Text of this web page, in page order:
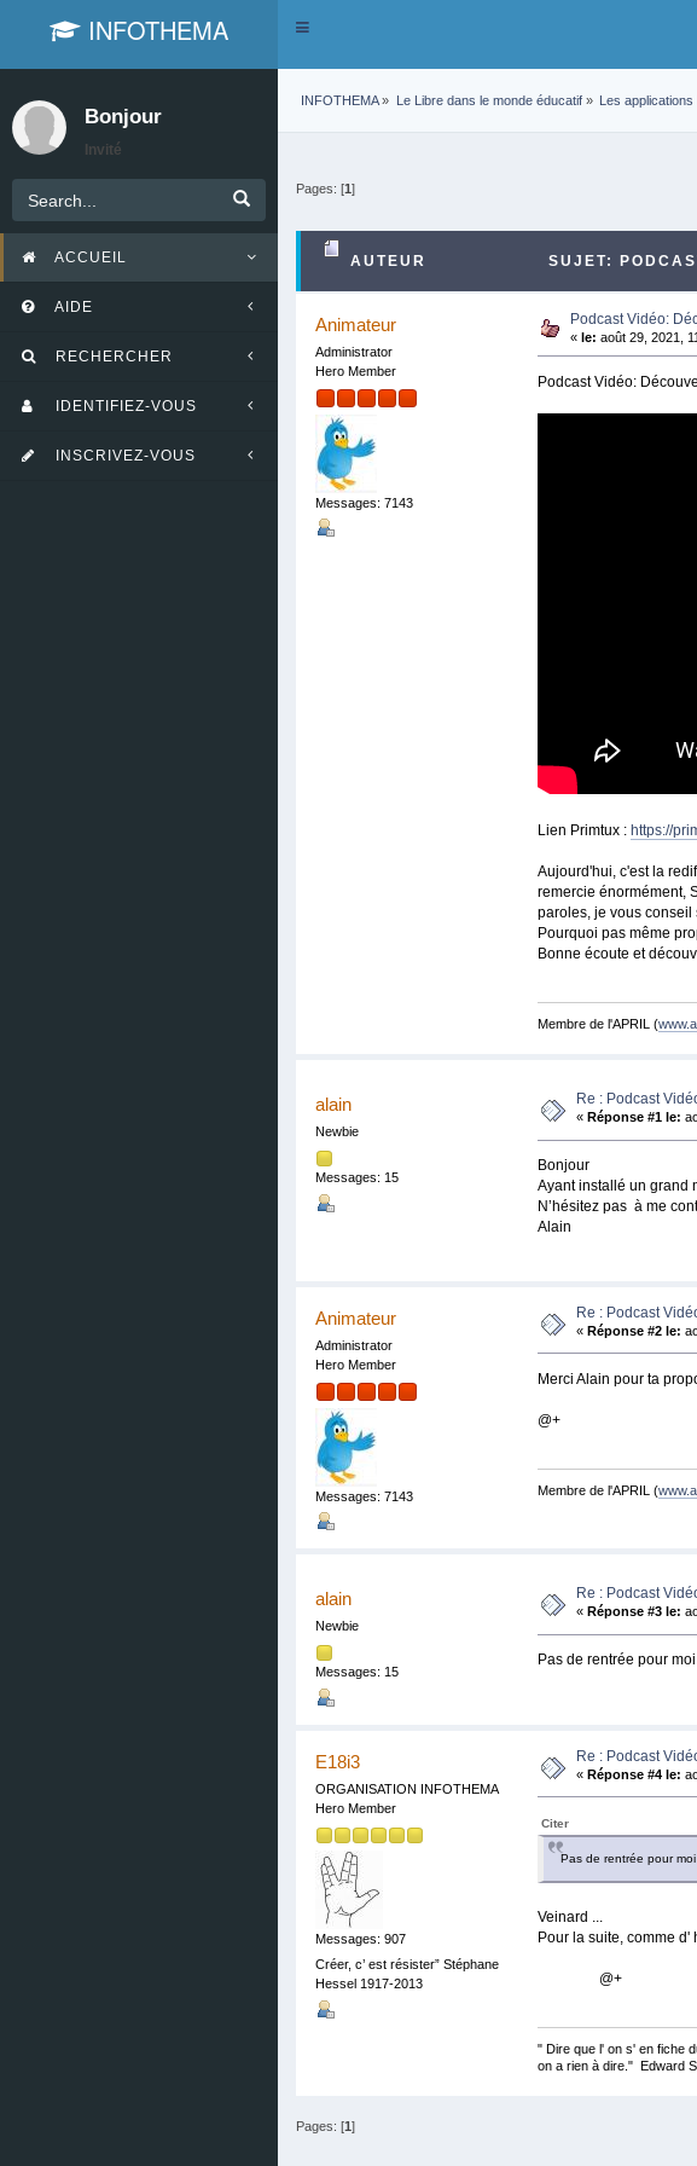
INFOTHEMA
Toggle
Bonjour
Invité
ACCUEIL
AIDE
RECHERCHER
IDENTIFIEZ-VOUS
INSCRIVEZ-VOUS
INFOTHEMA» Le Libre dans le monde éducatif» Les
Pages: [1]
AUTEUR SUJET:
Animateur
Administrator
Hero Member
Messages: 7143
Podcast Vidéo:
« le: août 29, 2021,
Podcast Vidéo:
Lien Primtux : https://
Aujourd'hui, c'est la
remercie énormément,
paroles, je vous conseil
Pourquoi pas même
Bonne écoute et
Membre de l'APRIL (
alain
Newbie
Messages: 15
Re : Podcast
« Réponse #1 le:
Bonjour
Ayant installé un grand
N’hésitez pas à me
Alain
Animateur
Administrator
Hero Member
Messages: 7143
Re : Podcast
« Réponse #2 le:
Merci Alain pour ta
@+
Membre de l'APRIL (
alain
Newbie
Messages: 15
Re : Podcast
« Réponse #3 le:
Pas de rentrée pour
E18i3
ORGANISATION INFOTHEMA
Hero Member
Messages: 907
Créer, c’ est résister” Stéphane
Hessel 1917-2013
Re : Podcast
« Réponse #4 le:
Citer
Pas de rentrée pour
Veinard ...
Pour la suite, comme d'
@+
" Dire que l' on s' en fiche
on a rien à dire." Edward
Pages: [1]